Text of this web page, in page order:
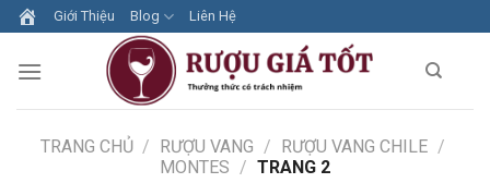
Skip
to
content
Giới Thiệu Blog Liên Hệ
TRANG CHỦ / RƯỢU VANG / RƯỢU VANG CHILE /
MONTES / TRANG 2